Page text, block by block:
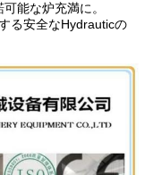
能な炉充満に。
る安全なHydrauticの